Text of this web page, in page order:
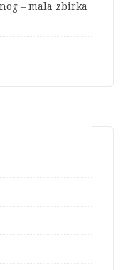
– mala zbirka